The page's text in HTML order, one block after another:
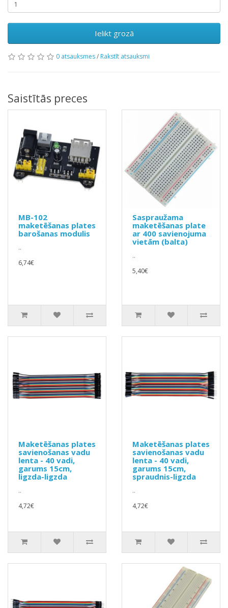
Ielikt grozā
0 atsauksmes/ Rakstīt atsauksmi
Saistītās preces
MB-102
maketēšanas plates
barošanas modulis
..
6,74€
Saspraužama
maketēšanas plate
ar 400 savienojuma
vietām (balta)
..
5,40€
Maketēšanas plates
savienošanas vadu
lenta - 40 vadi,
garums 15cm,
ligzda-ligzda
..
4,72€
Maketēšanas plates
savienošanas vadu
lenta - 40 vadi,
garums 15cm,
spraudnis-ligzda
..
4,72€